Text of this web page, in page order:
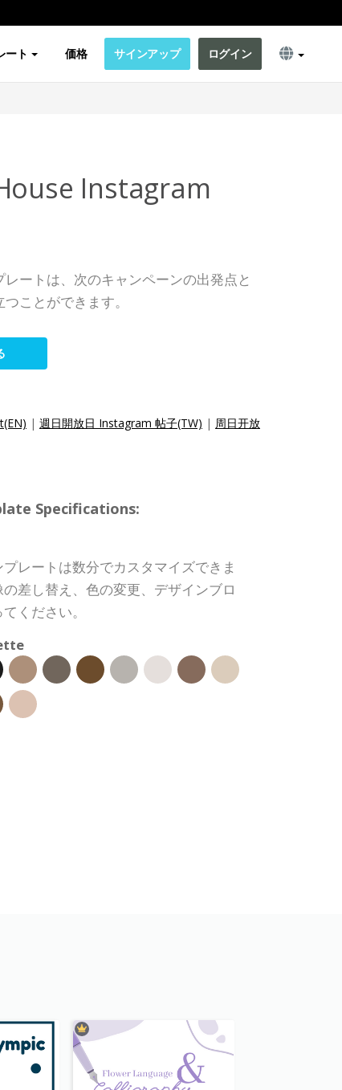
ート 価格 サインアップ ログイン
Instagram
ートは、次のキャンペーンの出発点と
ことができます。
| 週日開放日 Instagram 帖子(TW) | 周日开放
Specifications:
レートは数分でカスタマイズできま
差し替え、色の変更、デザインブロ
ください。